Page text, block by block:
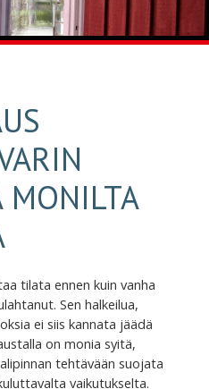
MONILTA
tilata ennen kuin vanha
Sen halkeilua,
ei siis kannata jäädä
on monia syitä,
tehtävään suojata
vaikutukselta.